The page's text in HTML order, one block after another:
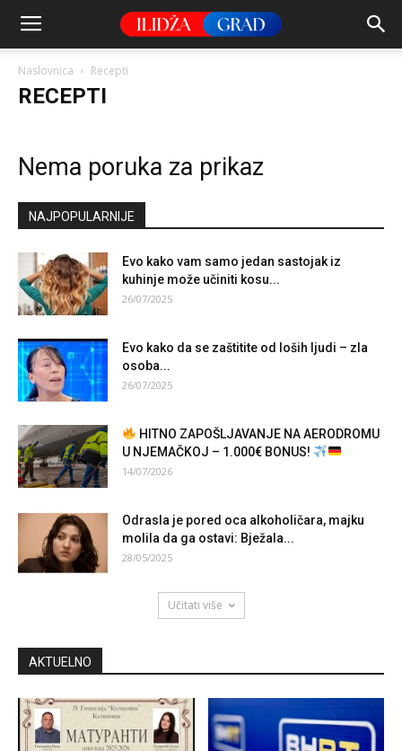
Naslovnica Recepti
RECEPTI
Nema poruka za prikaz
NAJPOPULARNIJE
Evo kako vam samo jedan sastojak iz
kuhinje može učiniti kosu...
26/07/2025
Evo kako da se zaštitite od loših ljudi – zla
osoba...
26/07/2025
HITNO ZAPOŠLJAVANJE NA AERODROMU
U NJEMAČKOJ – 1.000€ BONUS!
14/07/2026
Odrasla je pored oca alkoholičara, majku
molila da ga ostavi: Bježala...
28/05/2025
Učitati više
AKTUELNO